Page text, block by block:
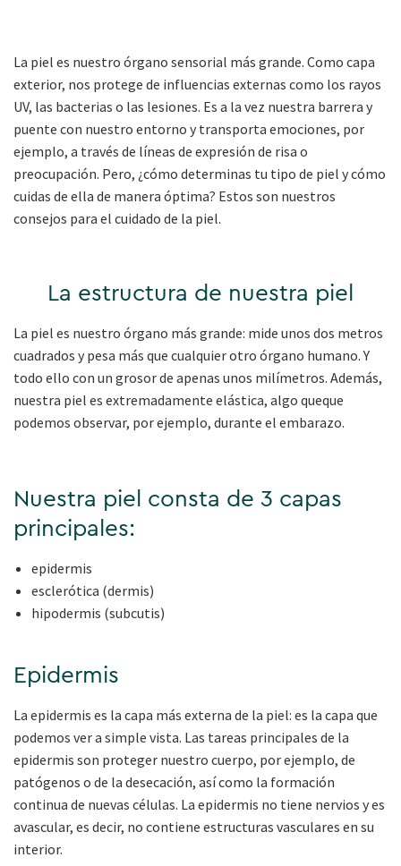
La piel es nuestro órgano sensorial más grande. Como capa
exterior, nos protege de influencias externas como los rayos
UV, las bacterias o las lesiones. Es a la vez nuestra barrera y
puente con nuestro entorno y transporta emociones, por
ejemplo, a través de líneas de expresión de risa o
preocupación. Pero, ¿cómo determinas tu tipo de piel y cómo
cuidas de ella de manera óptima? Estos son nuestros
consejos para el cuidado de la piel.
La estructura de nuestra piel
La piel es nuestro órgano más grande: mide unos dos metros
cuadrados y pesa más que cualquier otro órgano humano. Y
todo ello con un grosor de apenas unos milímetros. Además,
nuestra piel es extremadamente elástica, algo queque
podemos observar, por ejemplo, durante el embarazo.
Nuestra piel consta de 3 capas
principales:
epidermis
esclerótica (dermis)
hipodermis (subcutis)
Epidermis
La epidermis es la capa más externa de la piel: es la capa que
podemos ver a simple vista. Las tareas principales de la
epidermis son proteger nuestro cuerpo, por ejemplo, de
patógenos o de la desecación, así como la formación
continua de nuevas células. La epidermis no tiene nervios y es
avascular, es decir, no contiene estructuras vasculares en su
interior.